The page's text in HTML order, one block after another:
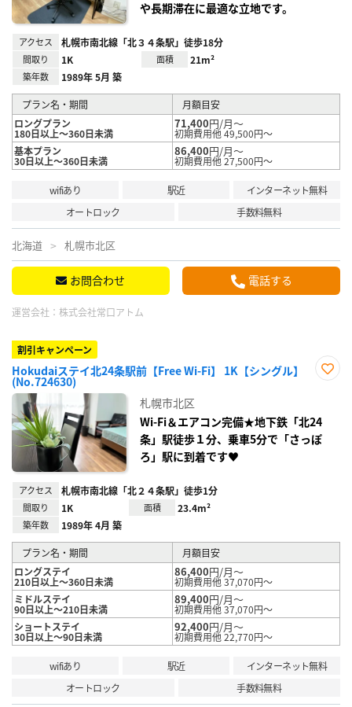
や長期滞在に最適な立地です。
アクセス 札幌市南北線「北３４条駅」徒歩18分
間取り 1K 面積 21m²
築年数 1989年 5月 築
プラン名・期間
月額目安
ロングプラン
180日以上～360日未満
71,400円/月～
初期費用他 49,500円～
基本プラン
30日以上～360日未満
86,400円/月～
初期費用他 27,500円～
wifiあり 駅近
インターネット無料
オートロック
手数料無料
北海道 札幌市北区
お問合わせ 電話する
運営会社： 株式会社常口アトム
割引キャンペーン
Hokudaiステイ北24条駅前【Free Wi-Fi】 1K【シングル】
(No.724630)
録
札幌市北区
Wi-Fi＆エアコン完備★地下鉄「北24
条」駅徒歩１分、乗車5分で「さっぽ
ろ」駅に到着です♥
アクセス 札幌市南北線「北２４条駅」徒歩1分
間取り 1K 面積 23.4m²
築年数 1989年 4月 築
プラン名・期間
月額目安
ロングステイ
210日以上～360日未満
86,400円/月～
初期費用他 37,070円～
ミドルステイ
90日以上～210日未満
89,400円/月～
初期費用他 37,070円～
ショートステイ
30日以上～90日未満
92,400円/月～
初期費用他 22,770円～
wifiあり 駅近
インターネット無料
オートロック
手数料無料